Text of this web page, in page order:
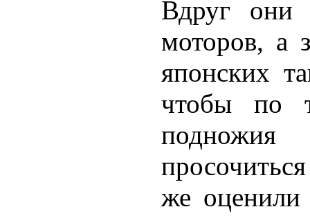
Вдруг они
моторов, а
японских
чтобы по
же оценили